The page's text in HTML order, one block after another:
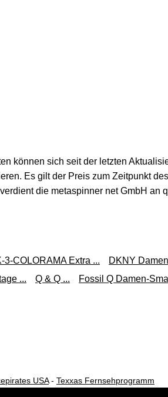
können sich seit der letzten
Es gilt der Preis zum Zeitpunkt
die metaspinner net GmbH an
COLORAMA Extra ...
DKNY
... Q & Q ... Fossil Q Damen-
USA- Texxas Fernsehprogramm